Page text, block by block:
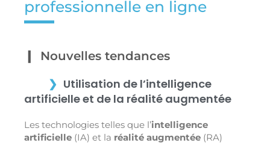
professionnelle en ligne
Nouvelles tendances
Utilisation de l’intelligence
artificielle et de la réalité augmentée
Les technologies telles que l’intelligence
artificielle (IA) et la réalité augmentée (RA)